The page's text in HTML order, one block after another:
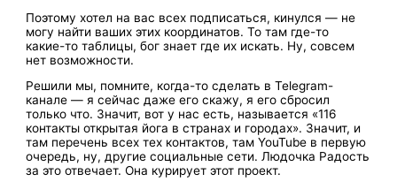
Поэтому хотел на вас всех подписаться, кинулся — не
могу найти ваших этих координатов. То там где-то
какие-то таблицы, бог знает где их искать. Ну, совсем
нет возможности.
Решили мы, помните, когда-то сделать в Telegram-
канале — я сейчас даже его скажу, я его сбросил
только что. Значит, вот у нас есть, называется «116
контакты открытая йога в странах и городах». Значит, и
там перечень всех тех контактов, там YouTube в первую
очередь, ну, другие социальные сети. Людочка Радость
за это отвечает. Она курирует этот проект.